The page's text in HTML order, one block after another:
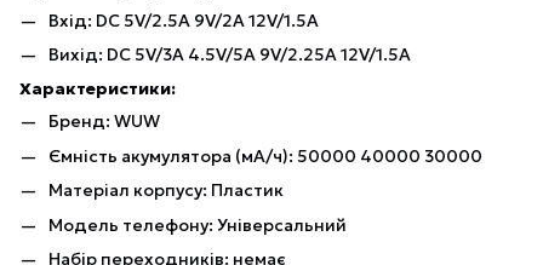
Вхід: DC 5V/2.5A 9V/2A 12V/1.5A
Вихід: DC 5V/3A 4.5V/5A 9V/2.25A 12V/1.5A
Характеристики:
Бренд: WUW
Ємність акумулятора (мА/ч): 50000 40000 30000
Матеріал корпусу: Пластик
Модель телефону: Універсальний
Набір переходників: немає